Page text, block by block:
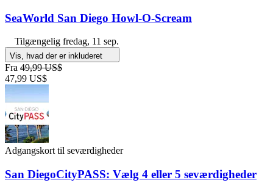
SeaWorld San Diego Howl-O-Scream
Tilgængelig fredag, 11 sep.
Vis, hvad der er inkluderet
Fra 49,99 US$
47,99 US$
Adgangskort til seværdigheder
San DiegoCityPASS: Vælg 4 eller 5 seværdigheder